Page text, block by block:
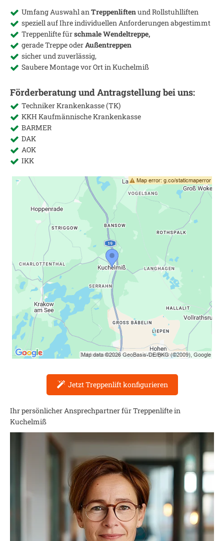
Umfang Auswahl anTreppenliftenund Rollstuhlliften
speziell auf Ihre individuellen Anforderungen abgestimmt
Treppenlifte fürschmale Wendeltreppe,
gerade Treppe oderAußentreppen
sicher und zuverlässig,
Saubere Montage vor Ort inKuchelmiß
Förderberatung und Antragstellung bei uns:
Techniker Krankenkasse (TK)
KKH Kaufmännische Krankenkasse
BARMER
DAK
AOK
IKK
Jetzt Treppenlift konfigurieren
Ihr persönlicher Ansprechpartner für Treppenlifte in
Kuchelmiß